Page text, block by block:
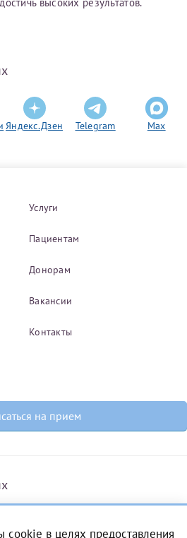
Яндекс.Дзен Telegram Max
Услуги
Пациентам
Донорам
Вакансии
Контакты
на прием
в целях предоставления